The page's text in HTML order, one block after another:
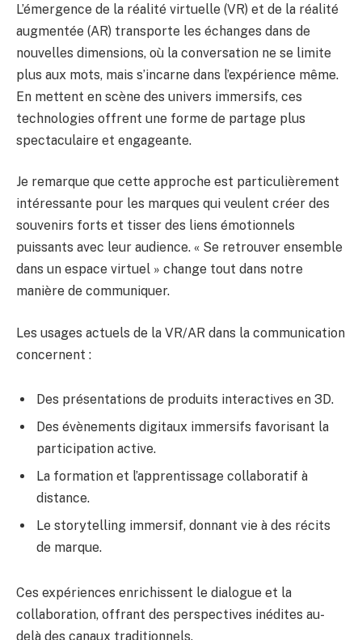
L’émergence de la réalité virtuelle (VR) et de la réalité
augmentée (AR) transporte les échanges dans de
nouvelles dimensions, où la conversation ne se limite
plus aux mots, mais s’incarne dans l’expérience même.
En mettent en scène des univers immersifs, ces
technologies offrent une forme de partage plus
spectaculaire et engageante.
Je remarque que cette approche est particulièrement
intéressante pour les marques qui veulent créer des
souvenirs forts et tisser des liens émotionnels
puissants avec leur audience. « Se retrouver ensemble
dans un espace virtuel » change tout dans notre
manière de communiquer.
Les usages actuels de la VR/AR dans la communication
concernent :
Des présentations de produits interactives en 3D.
Des évènements digitaux immersifs favorisant la
participation active.
La formation et l’apprentissage collaboratif à
distance.
Le storytelling immersif, donnant vie à des récits
de marque.
Ces expériences enrichissent le dialogue et la
collaboration, offrant des perspectives inédites au-
delà des canaux traditionnels.